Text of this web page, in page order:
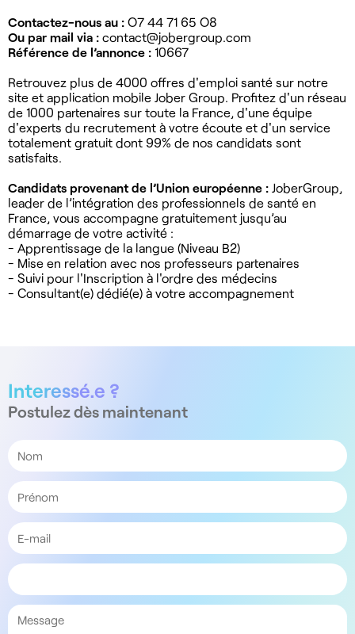
Contactez-nous au : O7 44 71 65 O8
Ou par mail via : contact@jobergroup.com
Référence de l’annonce : 10667
Retrouvez plus de 4000 offres d'emploi santé sur notre
site et application mobile Jober Group. Profitez d'un réseau
de 1000 partenaires sur toute la France, d'une équipe
d'experts du recrutement à votre écoute et d'un service
totalement gratuit dont 99% de nos candidats sont
satisfaits.
Candidats provenant de l’Union européenne : JoberGroup,
leader de l’intégration des professionnels de santé en
France, vous accompagne gratuitement jusqu’au
démarrage de votre activité :
- Apprentissage de la langue (Niveau B2)
- Mise en relation avec nos professeurs partenaires
- Suivi pour l'Inscription à l'ordre des médecins
- Consultant(e) dédié(e) à votre accompagnement
Interessé.e ?
Postulez dès maintenant